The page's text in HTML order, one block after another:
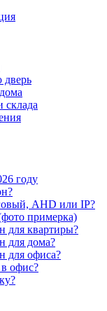
дверь
склада
году
AHD или IP?
примерка)
для квартиры?
для дома?
для офиса?
офис?